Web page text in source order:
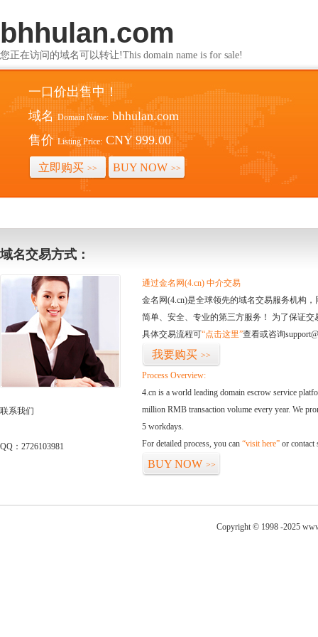
bhhulan.com
您正在访问的域名可以转让!This domain name is for sale!
一口价出售中！
域名 Domain Name: bhhulan.com
售价 Listing Price: CNY 999.00
立即购买 >> BUY NOW >>
域名交易方式：
联系我们
QQ：2726103981
通过金名网(4.cn) 中介交易
金名网(4.cn)是全球领先的域名交易服务机构
简单、安全、专业的第三方服务！ 为了保证
具体交易流程可“点击这里”查看或咨询
我要购买 >>
Process Overview:
4.cn is a world leading domain escrow service
million RMB transaction volume every year. We
5 workdays.
For detailed process, you can “visit here” or contact
BUY NOW >>
Copyright © 1998 -2025